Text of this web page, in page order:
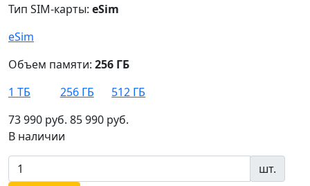
Тип SIM-карты: eSim
eSim
Объем памяти: 256 ГБ
1 ТБ
256 ГБ
512 ГБ
73 990 руб. 85 990 руб.
В наличии
шт.